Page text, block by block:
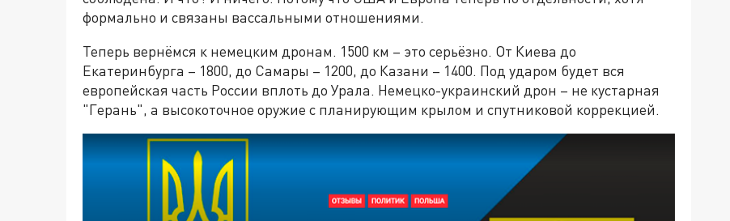
формально и связаны вассальными отношениями.
Теперь вернёмся к немецким дронам. 1500 км – это серьёзно. От Киева до
Екатеринбурга – 1800, до Самары – 1200, до Казани – 1400. Под ударом будет вся
европейская часть России вплоть до Урала. Немецко-украинский дрон – не кустарная
"Герань", а высокоточное оружие с планирующим крылом и спутниковой коррекцией.